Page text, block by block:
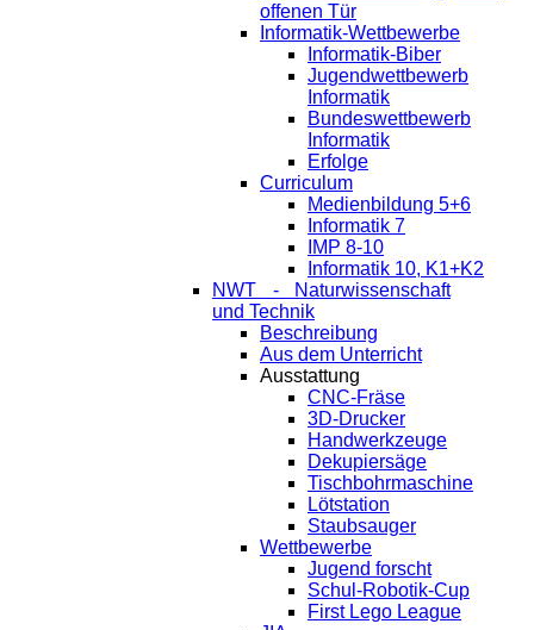
offenen Tür
Informatik-Wettbewerbe
Informatik-Biber
Jugendwettbewerb
Informatik
Bundeswettbewerb
Informatik
Erfolge
Curriculum
Medienbildung 5+6
Informatik 7
IMP 8-10
Informatik 10, K1+K2
NWT - Naturwissenschaft
und Technik
Beschreibung
Aus dem Unterricht
Ausstattung
CNC-Fräse
3D-Drucker
Handwerkzeuge
Dekupiersäge
Tischbohrmaschine
Lötstation
Staubsauger
Wettbewerbe
Jugend forscht
Schul-Robotik-Cup
First Lego League